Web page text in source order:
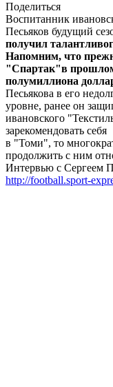
Поделиться
Воспитанник
Песьяков будущий
получил
Напомним, что
"Спартак"в прошлом
полумиллиона
Песьякова в его
уровне, ранее он
ивановского
зарекомендовать себя
в "Томи", то
продолжить с ним
Интервью с Сергеем
http://football.sport-